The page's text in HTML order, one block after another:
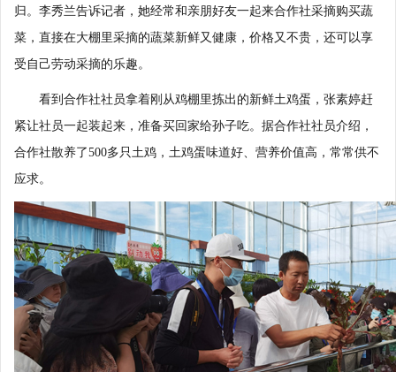
归。李秀兰告诉记者，她经常和亲朋好友一起来合作社采摘购买蔬
菜，直接在大棚里采摘的蔬菜新鲜又健康，价格又不贵，还可以享
受自己劳动采摘的乐趣。
看到合作社社员拿着刚从鸡棚里拣出的新鲜土鸡蛋，张素婷赶
紧让社员一起装起来，准备买回家给孙子吃。据合作社社员介绍，
合作社散养了500多只土鸡，土鸡蛋味道好、营养价值高，常常供不
应求。